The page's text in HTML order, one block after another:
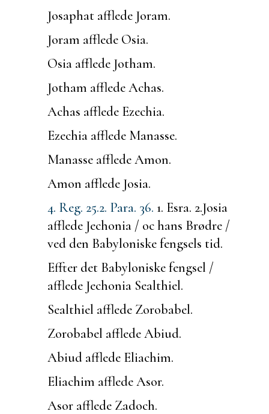
Josaphat afflede Joram.
Joram afflede Osia.
Osia afflede Jotham.
Jotham afflede Achas.
Achas afflede Ezechia.
Ezechia afflede Manasse.
Manasse afflede Amon.
Amon afflede Josia.
4. Reg. 25.2. Para. 36. 1. Esra. 2.Josia
afflede Jechonia / oc hans Brødre /
ved den Babyloniske fengsels tid.
Effter det Babyloniske fengsel /
afflede Jechonia Sealthiel.
Sealthiel afflede Zorobabel.
Zorobabel afflede Abiud.
Abiud afflede Eliachim.
Eliachim afflede Asor.
Asor afflede Zadoch.